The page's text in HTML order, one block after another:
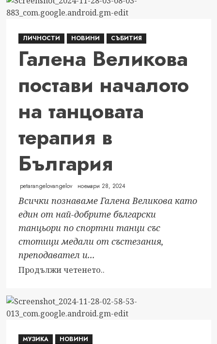
Броени
часове
премиерата
на
„Още
на
ft.
Дали
Румен
ЛИЧНОСТИ НОВИНИ СЪБИТИЯ
Галена Великова
постави началото
на танцовата
терапия в
България
petarangelovangelov ноември 28, 2024
Всички познаваме Галена Великова като
един от най-добрите български
танцьори по спортни танци със
стотици медали от състезания,
преподавател и...
Продължи четенето..Read
Галена
Великова
МУЗИКА НОВИНИ